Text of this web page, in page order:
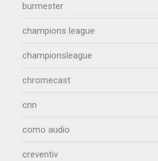
burmester
champions league
championsleague
chromecast
cnn
como audio
creventiv